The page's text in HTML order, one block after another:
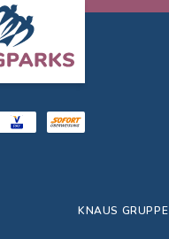
KNAUS GRUPPE